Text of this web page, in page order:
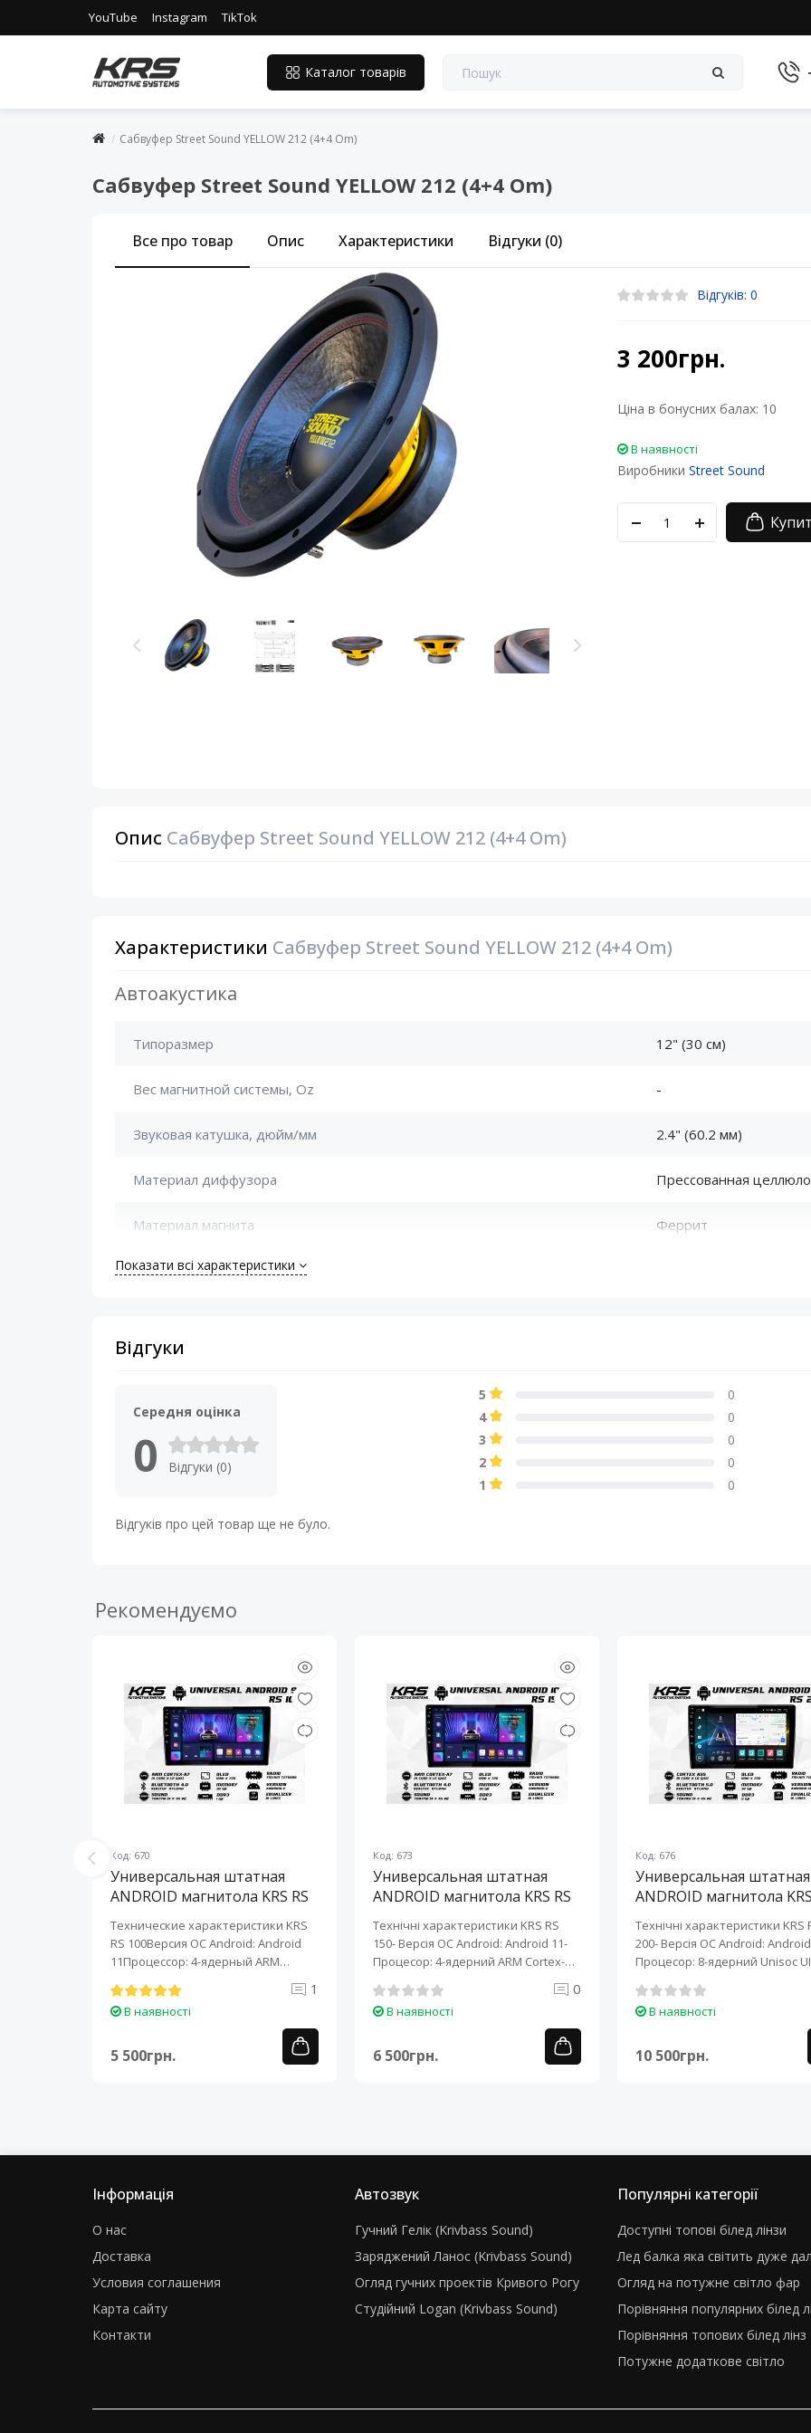
YouTube Instagram TikTok
Каталог товарів
Сабвуфер Street Sound YELLOW 212 (4+4 Om)
Сабвуфер Street Sound YELLOW 212 (4+4 Om)
Все про товар Опис Характеристики Відгуки (0)
Відгуків: 0
3 200грн.
Ціна в бонусних балах: 10
В наявності
Виробники Street Sound
Опис Сабвуфер Street Sound YELLOW 212 (4+4 Om)
Характеристики Сабвуфер Street Sound YELLOW 212 (4+4 Om)
Автоакустика
Типоразмер 12" (30 см)
Вес магнитной системы, Oz -
Звуковая катушка, дюйм/мм 2.4" (60.2 мм)
Материал диффузора Прессованная
Материал магнита Феррит
Материал подвеса
Номинальная мощность (RMS), Вт
Резонансная частота (Fs)
Сопротивление катушки, Ом
Показати всі характеристики
Відгуки
Середня оцінка
0 Відгуки (0)
5
0
4
0
3
0
2
0
1
0
Відгуків про цей товар ще не було.
Рекомендуємо
Код: 670
Универсальная штатная
ANDROID магнитола KRS RS
Технические характеристики KRS
RS 100Версия ОС Android: Android
11Процессор: 4-ядерный ARM
1
В наявності
5 500грн.
Код: 673
Универсальная штатная
ANDROID магнитола KRS RS
Технічні характеристики KRS RS
150- Версія ОС Android: Android 11-
Процесор: 4-ядерний ARM Cortex-
0
В наявності
6 500грн.
Код: 676
Универсальная штатная
ANDROID магнитола
Технічні характеристики KRS
200- Версія ОС Android:
Процесор: 8-ядерний Unisoc
В наявності
10 500грн.
Інформація
О нас
Доставка
Условия соглашения
Карта сайту
Контакти
Автозвук
Гучний Гелік (Krivbass Sound)
Заряджений Ланос (Krivbass Sound)
Огляд гучних проектів Кривого Рогу
Студійний Logan (Krivbass Sound)
Популярні категорії
Доступні топові білед лінзи
Лед балка яка світить дуже
Огляд на потужне світло фар
Порівняння популярних білед
Порівняння топових білед лінз
Потужне додаткове світло